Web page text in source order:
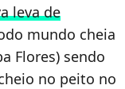
leva de
mundo cheia
Flores) sendo
no peito no